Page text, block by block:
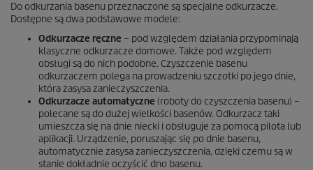
Do odkurzania basenu przeznaczone są specjalne odkurzacze.
Dostępne są dwa podstawowe modele:
Odkurzacze ręczne – pod względem działania przypominają
klasyczne odkurzacze domowe. Także pod względem
obsługi są do nich podobne. Czyszczenie basenu
odkurzaczem polega na prowadzeniu szczotki po jego dnie,
która zasysa zanieczyszczenia.
Odkurzacze automatyczne (roboty do czyszczenia basenu) –
polecane są do dużej wielkości basenów. Odkurzacz taki
umieszcza się na dnie niecki i obsługuje za pomocą pilota lub
aplikacji. Urządzenie, poruszając się po dnie basenu,
automatycznie zasysa zanieczyszczenia, dzięki czemu są w
stanie dokładnie oczyścić dno basenu.